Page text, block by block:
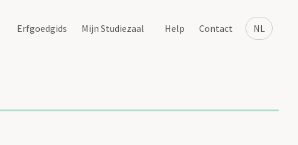
NL
Erfgoedgids Mijn Studiezaal Help Contact